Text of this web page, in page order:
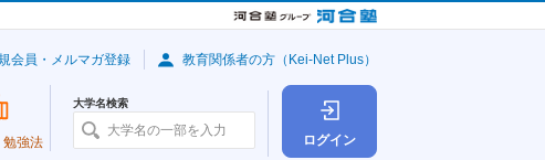
ログイン
勉強法
大学名検索
会員・メルマガ登録 教育関係者の方（Kei-Net Plus）